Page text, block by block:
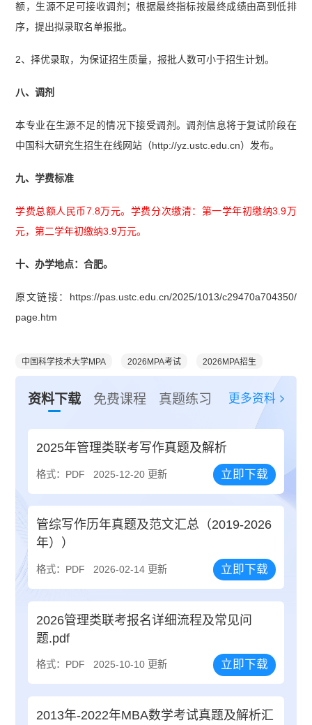
额，生源不足可接收调剂；根据最终指标按最终成绩由高到低排
序，提出拟录取名单报批。
2、择优录取，为保证招生质量，报批人数可小于招生计划。
八、调剂
本专业在生源不足的情况下接受调剂。调剂信息将于复试阶段在
中国科大研究生招生在线网站（http://yz.ustc.edu.cn）发布。
九、学费标准
学费总额人民币7.8万元。学费分次缴清：第一学年初缴纳3.9万
元，第二学年初缴纳3.9万元。
十、办学地点：合肥。
原文链接：https://pas.ustc.edu.cn/2025/1013/c29470a704350/
page.htm
中国科学技术大学MPA 2026MPA考试 2026MPA招生
资料下载 免费课程 真题练习 更多资料
2025年管理类联考写作真题及解析
格式：PDF 2025-12-20 更新 立即下载
管综写作历年真题及范文汇总（2019-2026
年））
格式：PDF 2026-02-14 更新 立即下载
2026管理类联考报名详细流程及常见问
题.pdf
格式：PDF 2025-10-10 更新 立即下载
2013年-2022年MBA数学考试真题及解析汇